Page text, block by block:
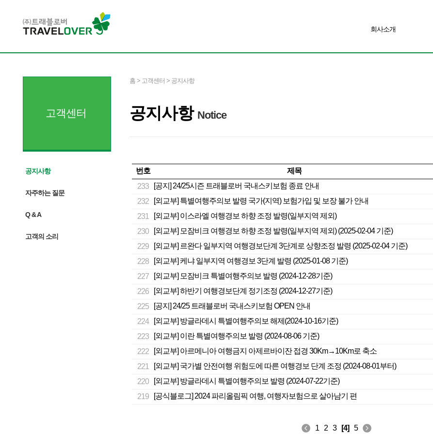
회사소개
고객센터
공지사항
자주하는 질문
Q & A
고객의 소리
홈 > 고객센터 > 공지사항
공지사항 Notice
번호 제목
233
[공지] 24/25시즌 트래블로버 국내스키보험 종료 안내
232
[외교부] 특별여행주의보 발령 국가(지역) 보험가입 및 보장 불가 안내
231
[외교부] 이스라엘 여행경보 하향 조정 발령(일부지역 제외)
230
[외교부] 모잠비크 여행경보 하향 조정 발령(일부지역 제외) (2025-02-04 기준)
229
[외교부] 르완다 일부지역 여행경보단계 3단계로 상향조정 발령 (2025-02-04 기준)
228
[외교부] 케냐 일부지역 여행경보 3단계 발령 (2025-01-08 기준)
227
[외교부] 모잠비크 특별여행주의보 발령 (2024-12-28기준)
226
[외교부] 하반기 여행경보단계 정기조정 (2024-12-27기준)
225
[공지] 24/25 트래블로버 국내스키보험 OPEN 안내
224
[외교부] 방글라데시 특별여행주의보 해제(2024-10-16기준)
223
[외교부] 이란 특별여행주의보 발령 (2024-08-06 기준)
222
[외교부] 아르메니아 여행금지 아제르바이잔 접경 30Km→10Km로 축소
221
[외교부] 국가별 안전여행 위험도에 따른 여행경보 단계 조정 (2024-08-01부터)
220
[외교부] 방글라데시 특별여행주의보 발령 (2024-07-22기준)
219
[공식블로그] 2024 파리올림픽 여행, 여행자보험으로 살아남기 편
1 2 3 [4] 5